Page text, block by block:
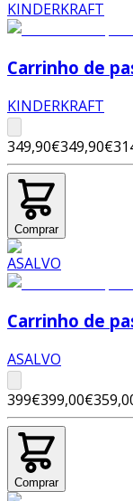
Carrinho de
KINDERKRAFT
349,90€349,90€
Comprar
Carrinho de
ASALVO
399€399,00€
Comprar